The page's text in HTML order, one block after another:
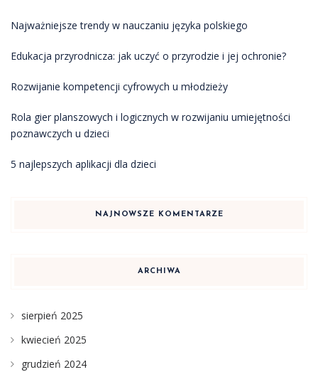
Najważniejsze trendy w nauczaniu języka polskiego
Edukacja przyrodnicza: jak uczyć o przyrodzie i jej ochronie?
Rozwijanie kompetencji cyfrowych u młodzieży
Rola gier planszowych i logicznych w rozwijaniu umiejętności
poznawczych u dzieci
5 najlepszych aplikacji dla dzieci
NAJNOWSZE KOMENTARZE
ARCHIWA
sierpień 2025
kwiecień 2025
grudzień 2024